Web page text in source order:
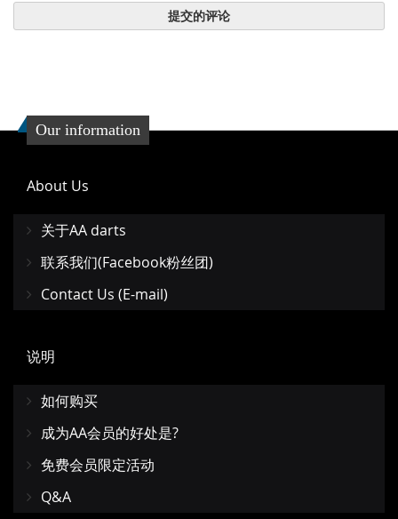
提交的评论
Our information
About Us
关于AA darts
联系我们(Facebook粉丝团)
Contact Us (E-mail)
说明
如何购买
成为AA会员的好处是?
免费会员限定活动
Q&A